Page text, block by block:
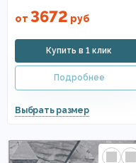
от 3672 руб